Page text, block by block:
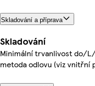
Skladování a příprava
Skladování
Minimální trvanlivost do/
metoda odlovu (viz vnitřní